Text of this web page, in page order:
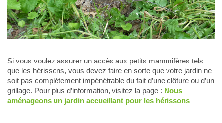
Si vous voulez assurer un accès aux petits mammifères tels
que les hérissons, vous devez faire en sorte que votre jardin ne
soit pas complètement impénétrable du fait d’une clôture ou d’un
grillage. Pour plus d’information, visitez la page : Nous
aménageons un jardin accueillant pour les hérissons